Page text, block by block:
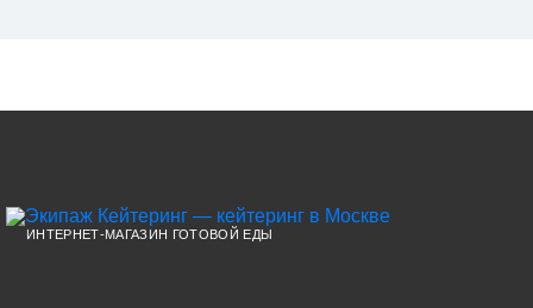
ИНТЕРНЕТ-МАГАЗИН ГОТОВОЙ ЕДЫ